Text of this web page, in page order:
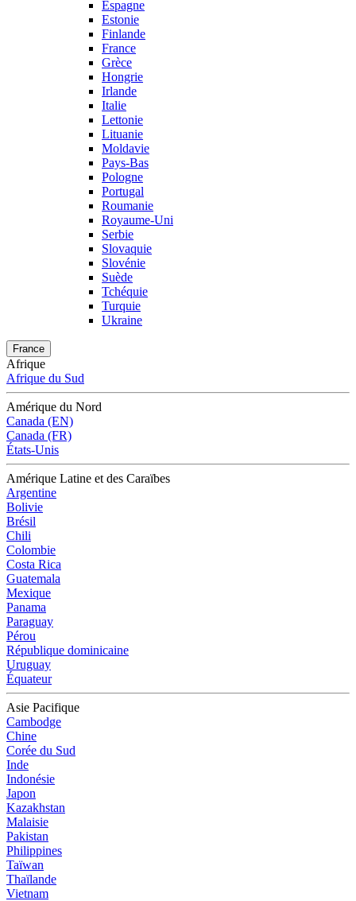
Espagne
Estonie
Finlande
France
Grèce
Hongrie
Irlande
Italie
Lettonie
Lituanie
Moldavie
Pays-Bas
Pologne
Portugal
Roumanie
Royaume-Uni
Serbie
Slovaquie
Slovénie
Suède
Tchéquie
Turquie
Ukraine
France
Afrique
Afrique du Sud
Amérique du Nord
Canada (EN)
Canada (FR)
États-Unis
Amérique Latine et des Caraïbes
Argentine
Bolivie
Brésil
Chili
Colombie
Costa Rica
Guatemala
Mexique
Panama
Paraguay
Pérou
République dominicaine
Uruguay
Équateur
Asie Pacifique
Cambodge
Chine
Corée du Sud
Inde
Indonésie
Japon
Kazakhstan
Malaisie
Pakistan
Philippines
Taïwan
Thaïlande
Vietnam